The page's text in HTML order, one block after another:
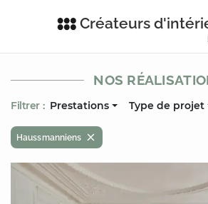
Créateurs
NOS
Filtrer : Prestations Type de projet
Haussmanniens